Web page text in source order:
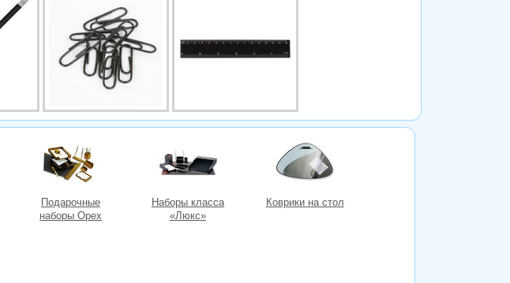
Подарочные
наборы Орех
Наборы класса
«Люкс»
Коврики на стол